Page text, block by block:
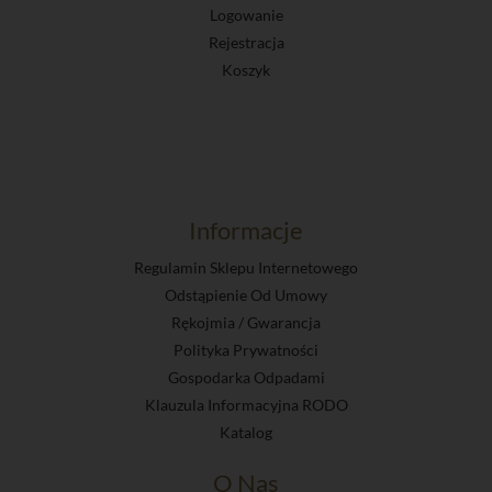
Logowanie
Rejestracja
Koszyk
Informacje
Regulamin Sklepu Internetowego
Odstąpienie Od Umowy
Rękojmia / Gwarancja
Polityka Prywatności
Gospodarka Odpadami
Klauzula Informacyjna RODO
Katalog
O Nas